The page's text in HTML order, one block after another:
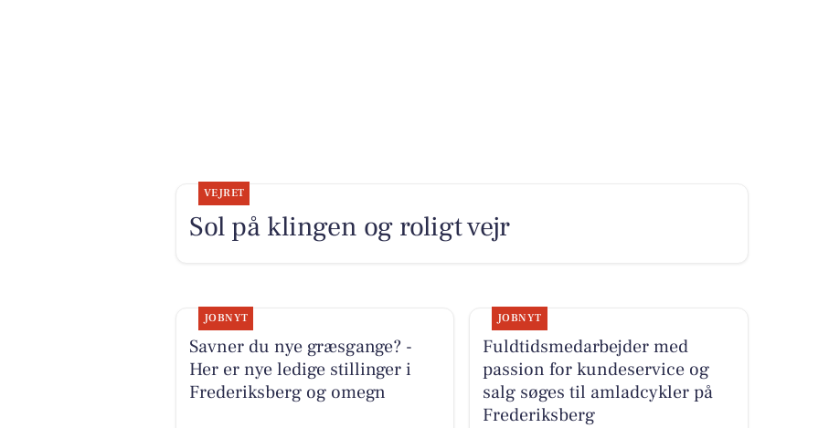
VEJRET
Sol på klingen og roligt vejr
JOBNYT
Savner du nye græsgange? -
Her er nye ledige stillinger i
Frederiksberg og omegn
JOBNYT
Fuldtidsmedarbejder med
passion for kundeservice og
salg søges til amladcykler på
Frederiksberg